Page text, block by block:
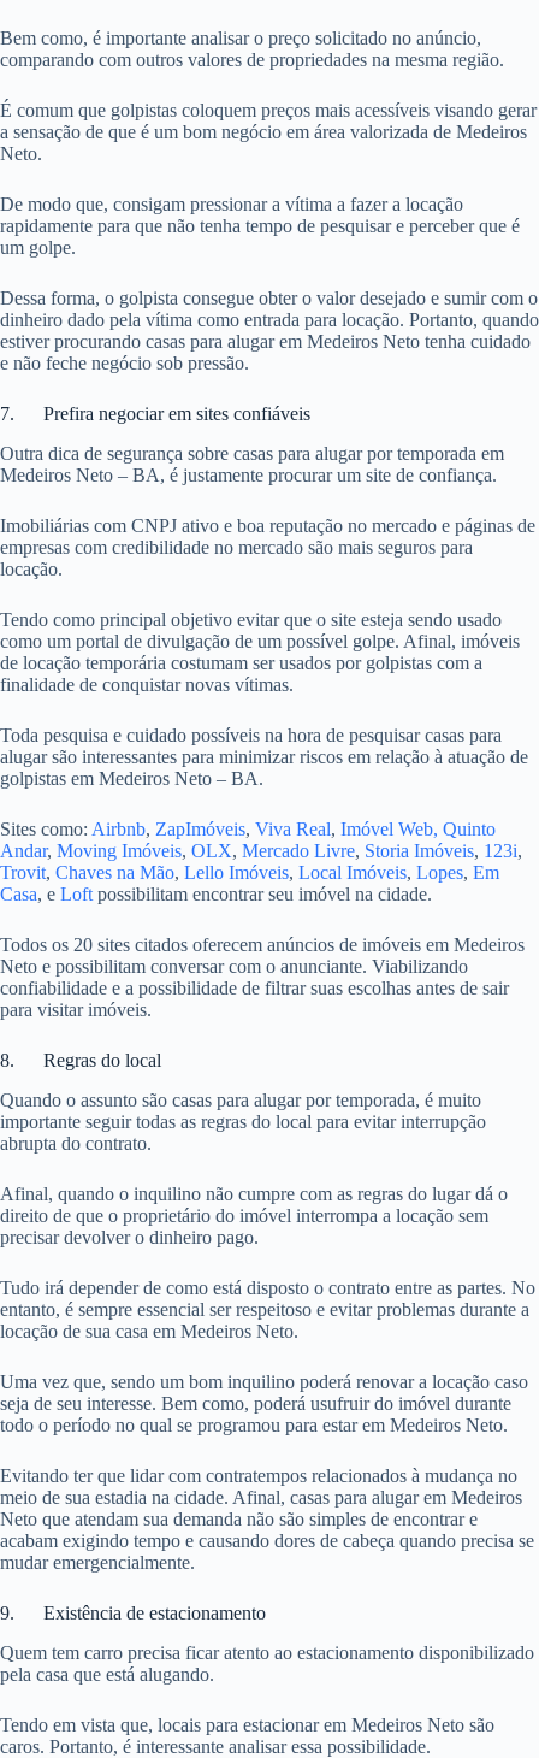
Bem como, é importante analisar o preço solicitado no anúncio,
comparando com outros valores de propriedades na mesma região.
É comum que golpistas coloquem preços mais acessíveis visando gerar
a sensação de que é um bom negócio em área valorizada de Medeiros
Neto.
De modo que, consigam pressionar a vítima a fazer a locação
rapidamente para que não tenha tempo de pesquisar e perceber que é
um golpe.
Dessa forma, o golpista consegue obter o valor desejado e sumir com o
dinheiro dado pela vítima como entrada para locação. Portanto, quando
estiver procurando casas para alugar em Medeiros Neto tenha cuidado
e não feche negócio sob pressão.
7. Prefira negociar em sites confiáveis
Outra dica de segurança sobre casas para alugar por temporada em
Medeiros Neto – BA, é justamente procurar um site de confiança.
Imobiliárias com CNPJ ativo e boa reputação no mercado e páginas de
empresas com credibilidade no mercado são mais seguros para
locação.
Tendo como principal objetivo evitar que o site esteja sendo usado
como um portal de divulgação de um possível golpe. Afinal, imóveis
de locação temporária costumam ser usados por golpistas com a
finalidade de conquistar novas vítimas.
Toda pesquisa e cuidado possíveis na hora de pesquisar casas para
alugar são interessantes para minimizar riscos em relação à atuação de
golpistas em Medeiros Neto – BA.
Sites como: Airbnb, ZapImóveis, Viva Real, Imóvel Web, Quinto
Andar, Moving Imóveis, OLX, Mercado Livre, Storia Imóveis, 123i,
Trovit, Chaves na Mão, Lello Imóveis, Local Imóveis, Lopes, Em
Casa, e Loft possibilitam encontrar seu imóvel na cidade.
Todos os 20 sites citados oferecem anúncios de imóveis em Medeiros
Neto e possibilitam conversar com o anunciante. Viabilizando
confiabilidade e a possibilidade de filtrar suas escolhas antes de sair
para visitar imóveis.
8. Regras do local
Quando o assunto são casas para alugar por temporada, é muito
importante seguir todas as regras do local para evitar interrupção
abrupta do contrato.
Afinal, quando o inquilino não cumpre com as regras do lugar dá o
direito de que o proprietário do imóvel interrompa a locação sem
precisar devolver o dinheiro pago.
Tudo irá depender de como está disposto o contrato entre as partes. No
entanto, é sempre essencial ser respeitoso e evitar problemas durante a
locação de sua casa em Medeiros Neto.
Uma vez que, sendo um bom inquilino poderá renovar a locação caso
seja de seu interesse. Bem como, poderá usufruir do imóvel durante
todo o período no qual se programou para estar em Medeiros Neto.
Evitando ter que lidar com contratempos relacionados à mudança no
meio de sua estadia na cidade. Afinal, casas para alugar em Medeiros
Neto que atendam sua demanda não são simples de encontrar e
acabam exigindo tempo e causando dores de cabeça quando precisa se
mudar emergencialmente.
9. Existência de estacionamento
Quem tem carro precisa ficar atento ao estacionamento disponibilizado
pela casa que está alugando.
Tendo em vista que, locais para estacionar em Medeiros Neto são
caros. Portanto, é interessante analisar essa possibilidade.